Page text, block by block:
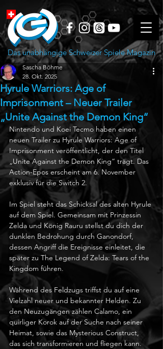
Das unabhängige Schweizer Spiele Magazin
Hyrule Warriors: Age of
Imprisonment – Neuer Trailer
„Unite Against the Demon King“
Sascha Böhme
28. Okt. 2025
Nintendo und Koei Tecmo haben einen
neuen Trailer zu Hyrule Warriors: Age of
Imprisonment veröffentlicht, der den Titel
„Unite Against the Demon King“ trägt. Das
Action-Epos erscheint am 6. November
exklusiv für die Switch 2.
Im Spiel steht das Schicksal des alten Hyrule
auf dem Spiel. Gemeinsam mit Prinzessin
Zelda und König Rauru stellst du dich der
dunklen Bedrohung durch Ganondorf,
dessen Angriff die Ereignisse einleitet, die
später zu The Legend of Zelda: Tears of the
Kingdom führen.
Während des Feldzugs triffst du auf eine
Vielzahl neuer und bekannter Helden. Zu
den Neuzugängen zählen Calamo, ein
quirliger Korok auf der Suche nach seiner
Heimat, sowie das Mysterious Construct,
das sich transformieren und fliegen kann.